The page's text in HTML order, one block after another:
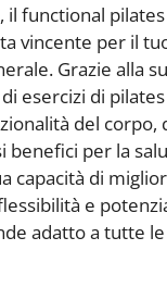
il functional
vincente per il
Grazie alla
esercizi di
del
benefici per la
capacità di
e
adatto a tutte